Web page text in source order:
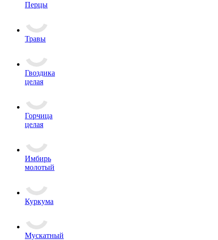
Перцы
Травы
Гвоздика
целая
Горчица
целая
Имбирь
молотый
Куркума
Мускатный